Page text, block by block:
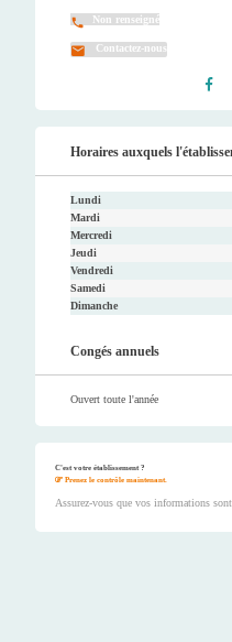
Non renseigné
Contactez-nous
ook
Horaires auxquels
Lundi
Mardi
Mercredi
Jeudi
Vendredi
Samedi
Dimanche
Congés annuels
Ouvert toute l'année
C'est votre établissement ?
Prenez le contrôle maintenant.
Assurez-vous que vos informations